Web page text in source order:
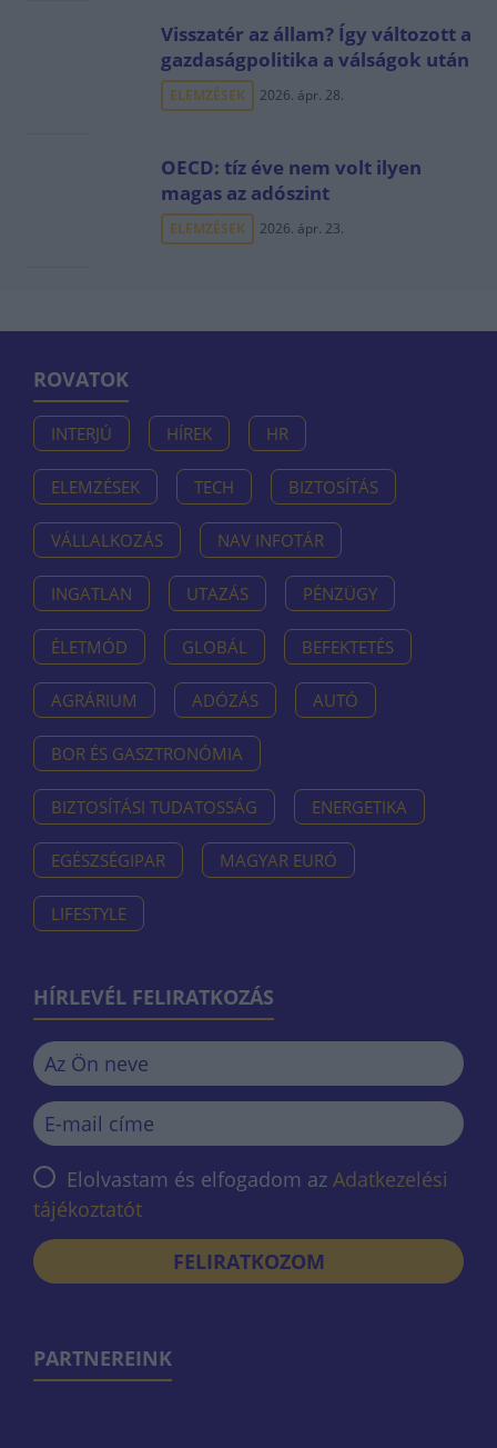
Visszatér az állam? Így változott a
gazdaságpolitika a válságok után
ELEMZÉSEK 2026. ápr. 28.
OECD: tíz éve nem volt ilyen
magas az adószint
ELEMZÉSEK 2026. ápr. 23.
ROVATOK
INTERJÚ HÍREK HR
ELEMZÉSEK TECH BIZTOSÍTÁS
VÁLLALKOZÁS NAV INFOTÁR
INGATLAN UTAZÁS PÉNZÜGY
ÉLETMÓD GLOBÁL BEFEKTETÉS
AGRÁRIUM ADÓZÁS AUTÓ
BOR ÉS GASZTRONÓMIA
BIZTOSÍTÁSI TUDATOSSÁG ENERGETIKA
EGÉSZSÉGIPAR MAGYAR EURÓ
LIFESTYLE
HÍRLEVÉL FELIRATKOZÁS
Elolvastam és elfogadom az Adatkezelési
tájékoztatót
FELIRATKOZOM
PARTNEREINK